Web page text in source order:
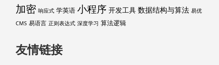
加密 响应式 学英语 小程序 开发工具 数据结构与算法 易优
CMS 易语言 正则表达式 深度学习 算法逻辑
友情链接